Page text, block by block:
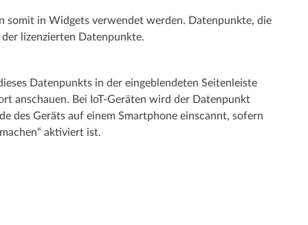
somit in Widgets verwendet werden. Datenpunkte, die
lizenzierten Datenpunkte.
Datenpunkts in der eingeblendeten Seitenleiste
anschauen. Bei IoT-Geräten wird der Datenpunkt
des Geräts auf einem Smartphone einscannt, sofern
aktiviert ist.